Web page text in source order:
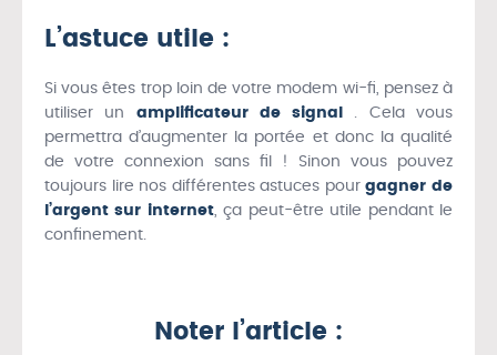
L’astuce utile :
Si vous êtes trop loin de votre modem wi-fi, pensez à
utiliser un amplificateur de signal
. Cela vous
permettra d’augmenter la portée et donc la qualité
de votre connexion sans fil ! Sinon vous pouvez
toujours lire nos différentes astuces pourgagner de
l’argent sur internet, ça peut-être utile pendant le
confinement.
Noter l’article :